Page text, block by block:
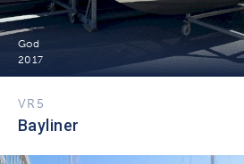
God
2017
VR5
Bayliner